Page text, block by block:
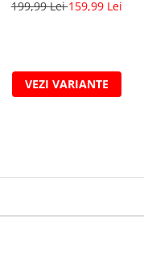
199,99 Lei159,99 Lei
VEZI VARIANTE